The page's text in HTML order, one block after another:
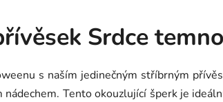
Srdce
s naším jedinečným stříbrným
nádechem. Tento okouzlující šperk je